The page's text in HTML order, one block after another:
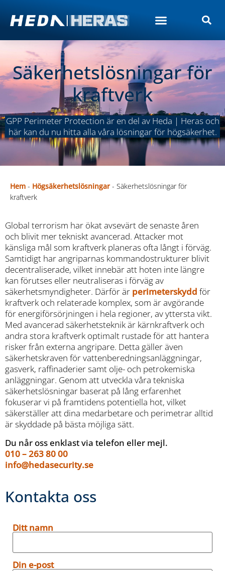
Säkerhetslösningar för
kraftverk
GPP Perimeter Protection är en del av Heda | Heras och
här kan du nu hitta alla våra lösningar för högsäkerhet.
Hem - Högsäkerhetslösningar- Säkerhetslösningar för
kraftverk
Global terrorism har ökat avsevärt de senaste åren
och blivit mer tekniskt avancerad. Attacker mot
känsliga mål som kraftverk planeras ofta långt i förväg.
Samtidigt har angriparnas kommandostrukturer blivit
decentraliserade, vilket innebär att hoten inte längre
kan förutses eller neutraliseras i förväg av
säkerhetsmyndigheter. Därför är perimeterskydd för
kraftverk och relaterade komplex, som är avgörande
för energiförsörjningen i hela regioner, av yttersta vikt.
Med avancerad säkerhetsteknik är kärnkraftverk och
andra stora kraftverk optimalt rustade för att hantera
risker från externa angripare. Detta gäller även
säkerhetskraven för vattenberedningsanläggningar,
gasverk, raffinaderier samt olje- och petrokemiska
anläggningar. Genom att utveckla våra tekniska
säkerhetslösningar baserat på lång erfarenhet
fokuserar vi på framtidens potentiella hot, vilket
säkerställer att dina medarbetare och perimetrar alltid
är skyddade på bästa möjliga sätt.
Du når oss enklast via telefon eller mejl.
010 – 263 80 00
info@hedasecurity.se
Kontakta oss
Ditt namn
Din e-post